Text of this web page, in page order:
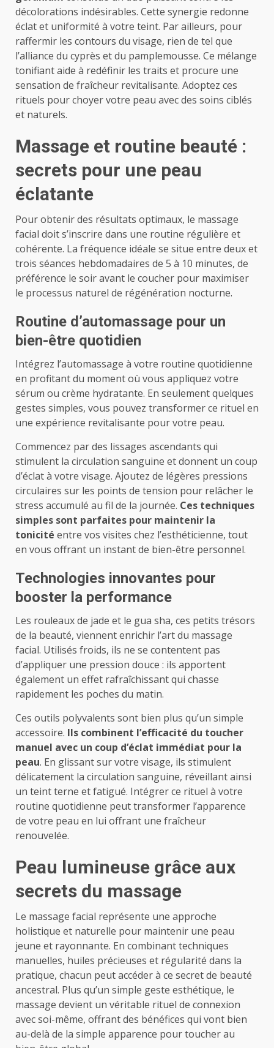
décolorations indésirables. Cette synergie redonne
éclat et uniformité à votre teint. Par ailleurs, pour
raffermir les contours du visage, rien de tel que
l’alliance du cyprès et du pamplemousse. Ce mélange
tonifiant aide à redéfinir les traits et procure une
sensation de fraîcheur revitalisante. Adoptez ces
rituels pour choyer votre peau avec des soins ciblés
et naturels.
Massage et routine beauté :
secrets pour une peau
éclatante
Pour obtenir des résultats optimaux, le massage
facial doit s’inscrire dans une routine régulière et
cohérente. La fréquence idéale se situe entre deux et
trois séances hebdomadaires de 5 à 10 minutes, de
préférence le soir avant le coucher pour maximiser
le processus naturel de régénération nocturne.
Routine d’automassage pour un
bien-être quotidien
Intégrez l’automassage à votre routine quotidienne
en profitant du moment où vous appliquez votre
sérum ou crème hydratante. En seulement quelques
gestes simples, vous pouvez transformer ce rituel en
une expérience revitalisante pour votre peau.
Commencez par des lissages ascendants qui
stimulent la circulation sanguine et donnent un coup
d’éclat à votre visage. Ajoutez de légères pressions
circulaires sur les points de tension pour relâcher le
stress accumulé au fil de la journée. Ces techniques
simples sont parfaites pour maintenir la
tonicité entre vos visites chez l’esthéticienne, tout
en vous offrant un instant de bien-être personnel.
Technologies innovantes pour
booster la performance
Les rouleaux de jade et le gua sha, ces petits trésors
de la beauté, viennent enrichir l’art du massage
facial. Utilisés froids, ils ne se contentent pas
d’appliquer une pression douce : ils apportent
également un effet rafraîchissant qui chasse
rapidement les poches du matin.
Ces outils polyvalents sont bien plus qu’un simple
accessoire. Ils combinent l’efficacité du toucher
manuel avec un coup d’éclat immédiat pour la
peau. En glissant sur votre visage, ils stimulent
délicatement la circulation sanguine, réveillant ainsi
un teint terne et fatigué. Intégrer ce rituel à votre
routine quotidienne peut transformer l’apparence
de votre peau en lui offrant une fraîcheur
renouvelée.
Peau lumineuse grâce aux
secrets du massage
Le massage facial représente une approche
holistique et naturelle pour maintenir une peau
jeune et rayonnante. En combinant techniques
manuelles, huiles précieuses et régularité dans la
pratique, chacun peut accéder à ce secret de beauté
ancestral. Plus qu’un simple geste esthétique, le
massage devient un véritable rituel de connexion
avec soi-même, offrant des bénéfices qui vont bien
au-delà de la simple apparence pour toucher au